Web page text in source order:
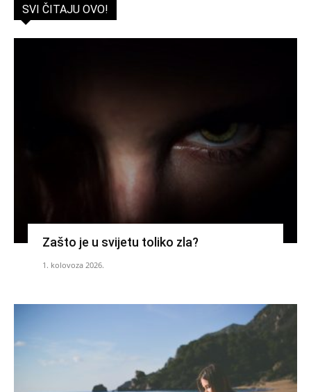
SVI ČITAJU OVO!
Zašto je u svijetu toliko zla?
1. kolovoza 2026.